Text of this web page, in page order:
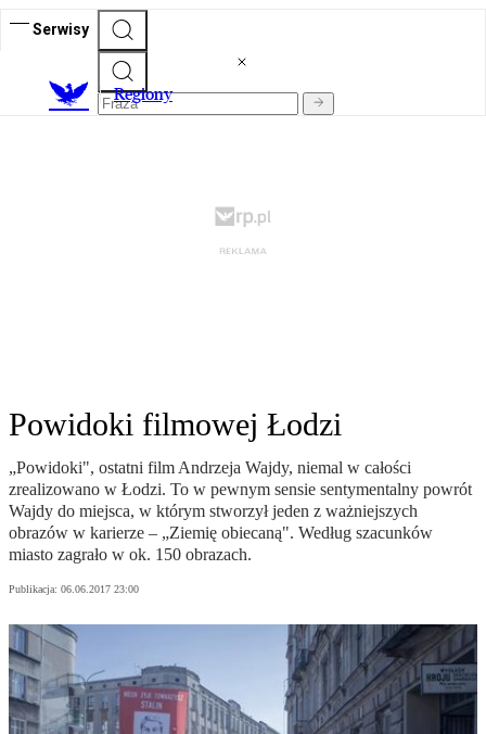
Serwisy
Regiony
Powidoki filmowej Łodzi
„Powidoki", ostatni film Andrzeja Wajdy, niemal w całości
zrealizowano w Łodzi. To w pewnym sensie sentymentalny powrót
Wajdy do miejsca, w którym stworzył jeden z ważniejszych
obrazów w karierze – „Ziemię obiecaną". Według szacunków
miasto zagrało w ok. 150 obrazach.
Publikacja: 06.06.2017 23:00